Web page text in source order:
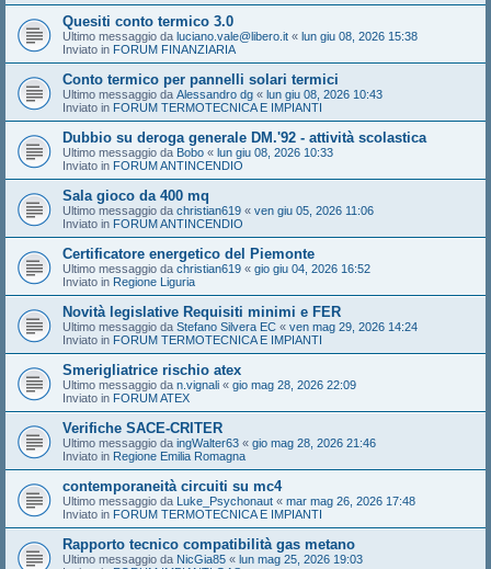
Quesiti conto termico 3.0
Ultimo messaggio da luciano.vale@libero.it « lun giu 08, 2026 15:38
Inviato in FORUM FINANZIARIA
Conto termico per pannelli solari termici
Ultimo messaggio da Alessandro dg « lun giu 08, 2026 10:43
Inviato in FORUM TERMOTECNICA E IMPIANTI
Dubbio su deroga generale DM.'92 - attività scolastica
Ultimo messaggio da Bobo « lun giu 08, 2026 10:33
Inviato in FORUM ANTINCENDIO
Sala gioco da 400 mq
Ultimo messaggio da christian619 « ven giu 05, 2026 11:06
Inviato in FORUM ANTINCENDIO
Certificatore energetico del Piemonte
Ultimo messaggio da christian619 « gio giu 04, 2026 16:52
Inviato in Regione Liguria
Novità legislative Requisiti minimi e FER
Ultimo messaggio da Stefano Silvera EC « ven mag 29, 2026 14:24
Inviato in FORUM TERMOTECNICA E IMPIANTI
Smerigliatrice rischio atex
Ultimo messaggio da n.vignali « gio mag 28, 2026 22:09
Inviato in FORUM ATEX
Verifiche SACE-CRITER
Ultimo messaggio da ingWalter63 « gio mag 28, 2026 21:46
Inviato in Regione Emilia Romagna
contemporaneità circuiti su mc4
Ultimo messaggio da Luke_Psychonaut « mar mag 26, 2026 17:48
Inviato in FORUM TERMOTECNICA E IMPIANTI
Rapporto tecnico compatibilità gas metano
Ultimo messaggio da NicGia85 « lun mag 25, 2026 19:03